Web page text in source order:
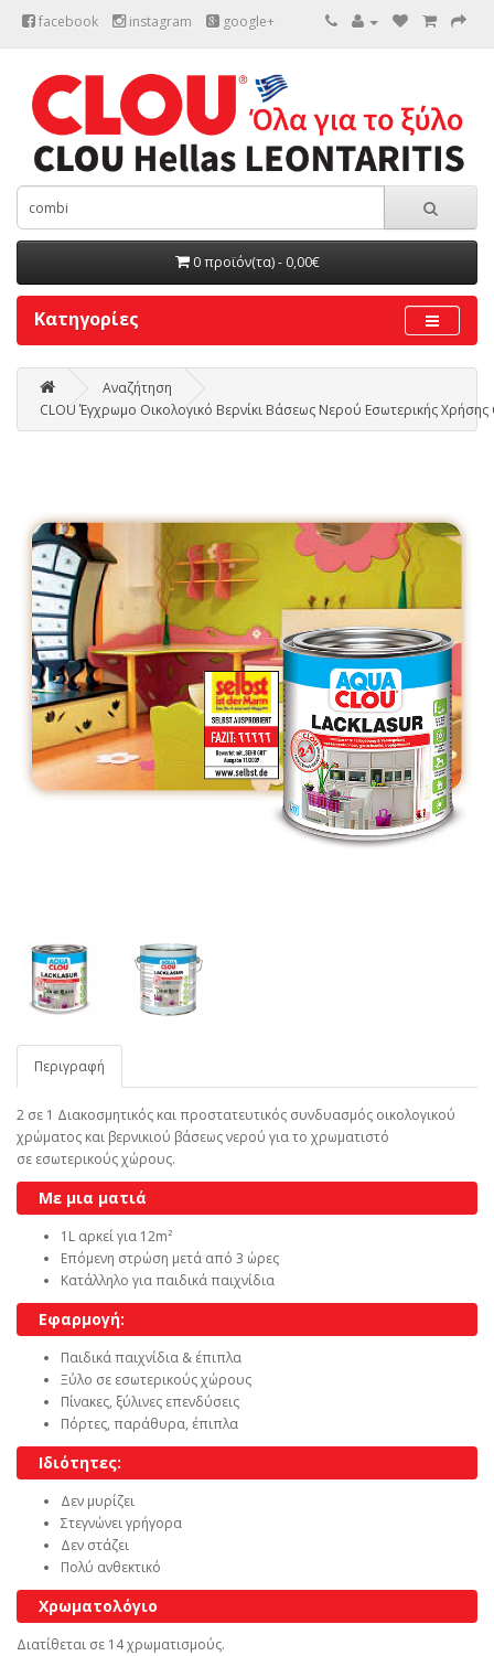
facebook instagram google+
0 προϊόν(τα) - 0,00€
Κατηγορίες
Αναζήτηση
CLOU Έγχρωμο Οικολογικό Βερνίκι Βάσεως Νερού Εσωτερικής Χρήσης
Περιγραφή
2 σε 1 Διακοσμητικός και προστατευτικός συνδυασμός οικολογικού
χρώματος και βερνικιού βάσεως νερού για το χρωματιστό
σε εσωτερικούς χώρους.
Με μια ματιά
1L αρκεί για 12m²
Επόμενη στρώση μετά από 3 ώρες
Κατάλληλο για παιδικά παιχνίδια
Εφαρμογή:
Παιδικά παιχνίδια & έπιπλα
Ξύλο σε εσωτερικούς χώρους
Πίνακες, ξύλινες επενδύσεις
Πόρτες, παράθυρα, έπιπλα
Ιδιότητες:
Δεν μυρίζει
Στεγνώνει γρήγορα
Δεν στάζει
Πολύ ανθεκτικό
Χρωματολόγιο
Διατίθεται σε 14 χρωματισμούς.